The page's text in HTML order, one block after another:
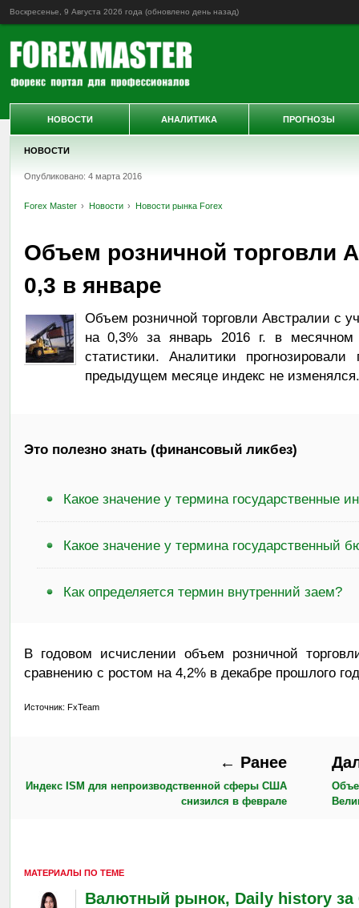
Воскресенье, 9 Августа 2026 года (обновлено день назад)
НОВОСТИ
Опубликовано: 4 марта 2016
Forex Master Новости Новости рынка Forex
Объем розничной торговли
0,3 в январе
Объем розничной торговли Австралии с
на 0,3% за январь 2016 г. в месячном
статистики. Аналитики
предыдущем месяце индекс не изменялся.
Это полезно знать (финансовый ликбез)
Какое значение у термина государственные
Какое значение у термина государственный
Как определяется термин внутренний заем?
В годовом исчислении объем розничной
сравнению с ростом на 4,2% в декабре прошлого
Источник: FxTeam
← Ранее
Индекс ISM для непроизводственной сферы США
снизился в феврале
МАТЕРИАЛЫ ПО ТЕМЕ
Валютный рынок, Daily history за
НОВОСТИ АНАЛИТИКА ПРОГНОЗЫ